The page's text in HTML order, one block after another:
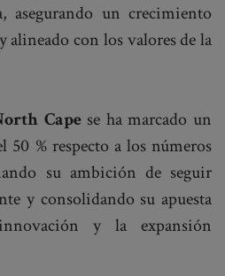
asegurando un crecimiento
alineado con los valores de la
Capese ha marcado un
% respecto a los números
su ambición de seguir
y consolidando su apuesta
y la expansión